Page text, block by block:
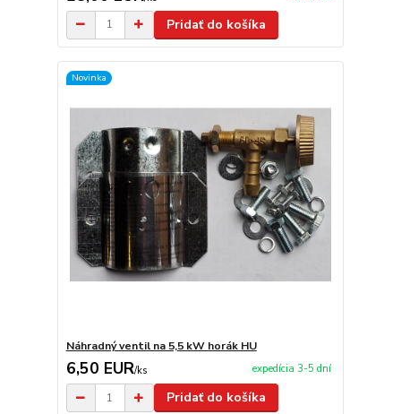
Pridať do košíka
Novinka
Náhradný ventil na 5,5 kW horák HU
6,50 EUR/ks expedícia 3-5 dní
Pridať do košíka